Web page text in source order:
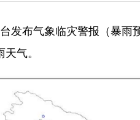
台发布气象临灾警报（暴
气。